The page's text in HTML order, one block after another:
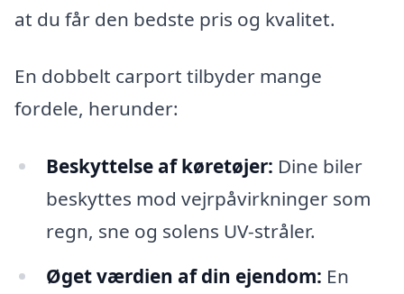
at du får den bedste pris og kvalitet.
En dobbelt carport tilbyder mange
fordele, herunder:
Beskyttelse af køretøjer: Dine biler
beskyttes mod vejrpåvirkninger som
regn, sne og solens UV-stråler.
Øget værdien af din ejendom: En